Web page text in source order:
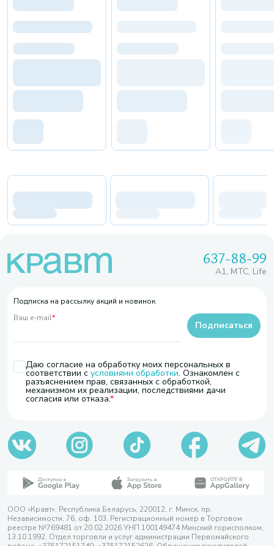
637-88-99
A1, МТС, Life
Подписка на рассылку акций и новинок
Ваш e-mail*
Даю согласие на обработку моих персональных в
соответствии с условиями обработки. Ознакомлен с
разъяснением прав, связанных с обработкой,
механизмом их реализации, последствиями дачи
согласия или отказа.
Подписаться
ООО «Кравт». Республика Беларусь, 220012, г. Минск, пр.
Независимости, 76, оф. 103. Регистрационный номер в Торговом
реестре №769481 от 20.02.2026 УНП 100149474 Минский горисполком,
13.10.1992. Отдел торговли и услуг администрации Первомайского